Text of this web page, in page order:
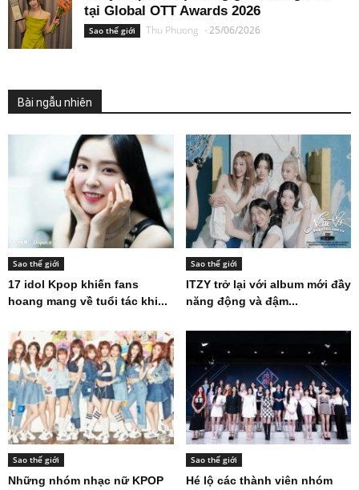
tại Global OTT Awards 2026
Sao thế giới Thu Phuong -25/06/2026
Bài ngẫu nhiên
Sao thế giới
17 idol Kpop khiến fans
hoang mang về tuổi tác khi...
Sao thế giới
ITZY trở lại với album mới đầy
năng động và đậm...
Sao thế giới
Những nhóm nhạc nữ KPOP
Sao thế giới
Hé lộ các thành viên nhóm